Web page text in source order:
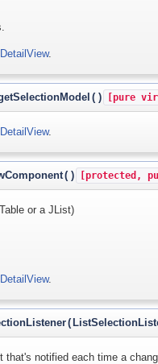
DetailView.
( ) [pure
DetailView.
( ) [protected,
or a JList)
DetailView.
(
that's notified each time a